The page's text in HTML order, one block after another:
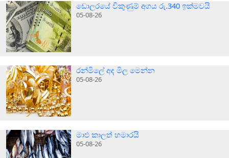
ඩොලරයේ විකුණුම් අගය රු.340 ඉක්මවයි
05-08-26
රන්මිලේ අද මිල මෙන්න
05-08-26
මාළු කාලත් හමාරයි
05-08-26